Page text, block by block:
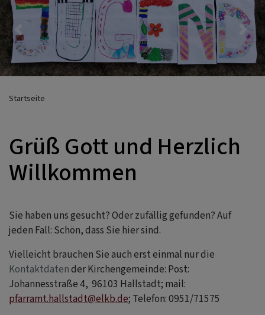
Previous Next
Startseite
Grüß Gott und Herzlich
Willkommen
Sie haben uns gesucht? Oder zufällig gefunden? Auf
jeden Fall: Schön, dass Sie hier sind.
Vielleicht brauchen Sie auch erst einmal nur die
Kontaktdatender Kirchengemeinde: Post:
Johannesstraße 4, 96103 Hallstadt; mail:
pfarramt.hallstadt@elkb.de; Telefon: 0951/71575